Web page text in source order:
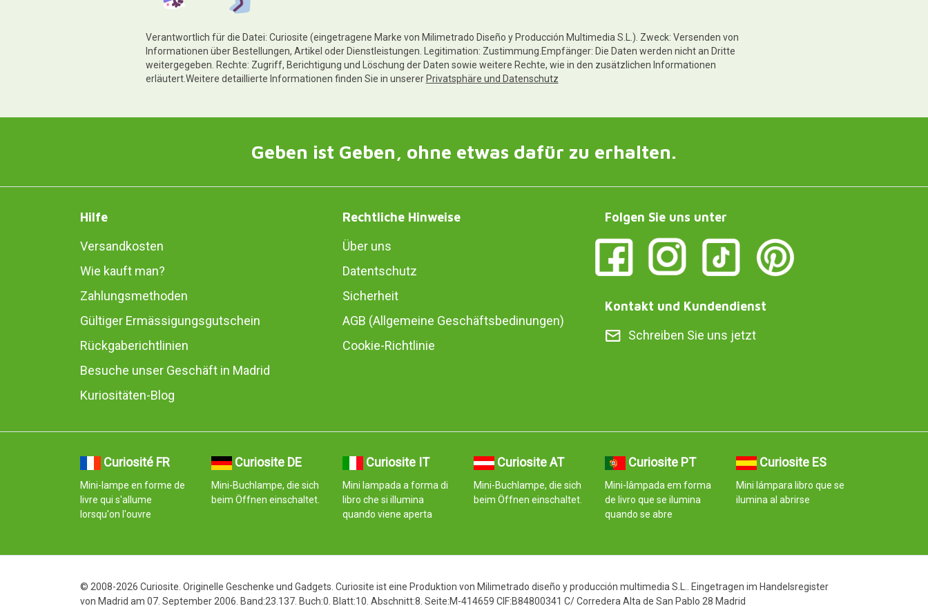
Verantwortlich für die Datei: Curiosite (eingetragene Marke von Milimetrado Diseño y Producción Multimedia S.L.). Zweck: Versenden von
Informationen über Bestellungen, Artikel oder Dienstleistungen. Legitimation: Zustimmung.Empfänger: Die Daten werden nicht an Dritte
weitergegeben. Rechte: Zugriff, Berichtigung und Löschung der Daten sowie weitere Rechte, wie in den zusätzlichen Informationen
erläutert.Weitere detaillierte Informationen finden Sie in unserer Privatsphäre und Datenschutz
Geben ist Geben, ohne etwas dafür zu erhalten.
Hilfe
Versandkosten
Wie kauft man?
Zahlungsmethoden
Gültiger Ermässigungsgutschein
Rückgaberichtlinien
Besuche unser Geschäft in Madrid
Kuriositäten-Blog
Rechtliche Hinweise
Über uns
Datentschutz
Sicherheit
AGB (Allgemeine Geschäftsbedinungen)
Cookie-Richtlinie
Folgen Sie uns unter
Kontakt und Kundendienst
Schreiben Sie uns jetzt
Curiosité FR
Mini-lampe en forme de
livre qui s'allume
lorsqu'on l'ouvre
Curiosite DE
Mini-Buchlampe, die sich
beim Öffnen einschaltet.
Curiosite IT
Mini lampada a forma di
libro che si illumina
quando viene aperta
Curiosite AT
Mini-Buchlampe, die sich
beim Öffnen einschaltet.
Curiosite PT
Mini-lâmpada em forma
de livro que se ilumina
quando se abre
Curiosite ES
Mini lámpara libro que se
ilumina al abrirse
© 2008-2026 Curiosite. Originelle Geschenke und Gadgets. Curiosite ist eine Produktion von Milimetrado diseño y producción multimedia S.L.. Eingetragen im Handelsregister
von Madrid am 07. September 2006. Band:23.137. Buch:0. Blatt:10. Abschnitt:8. Seite:M-414659 CIF:B84800341 C/ Corredera Alta de San Pablo 28 Madrid